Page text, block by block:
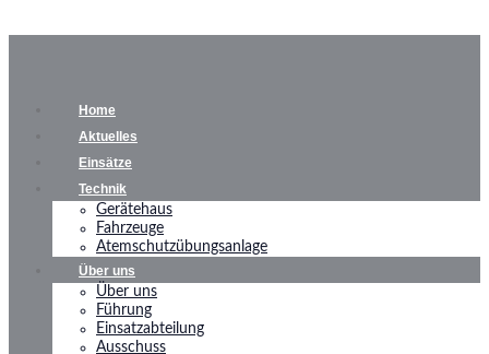
Home
Aktuelles
Einsätze
Technik
Gerätehaus
Fahrzeuge
Atemschutzübungsanlage
Über uns
Über uns
Führung
Einsatzabteilung
Ausschuss